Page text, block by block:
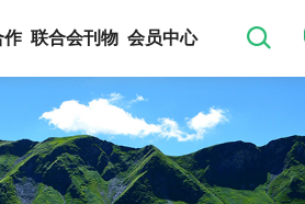
作 联合会刊物 会员中心